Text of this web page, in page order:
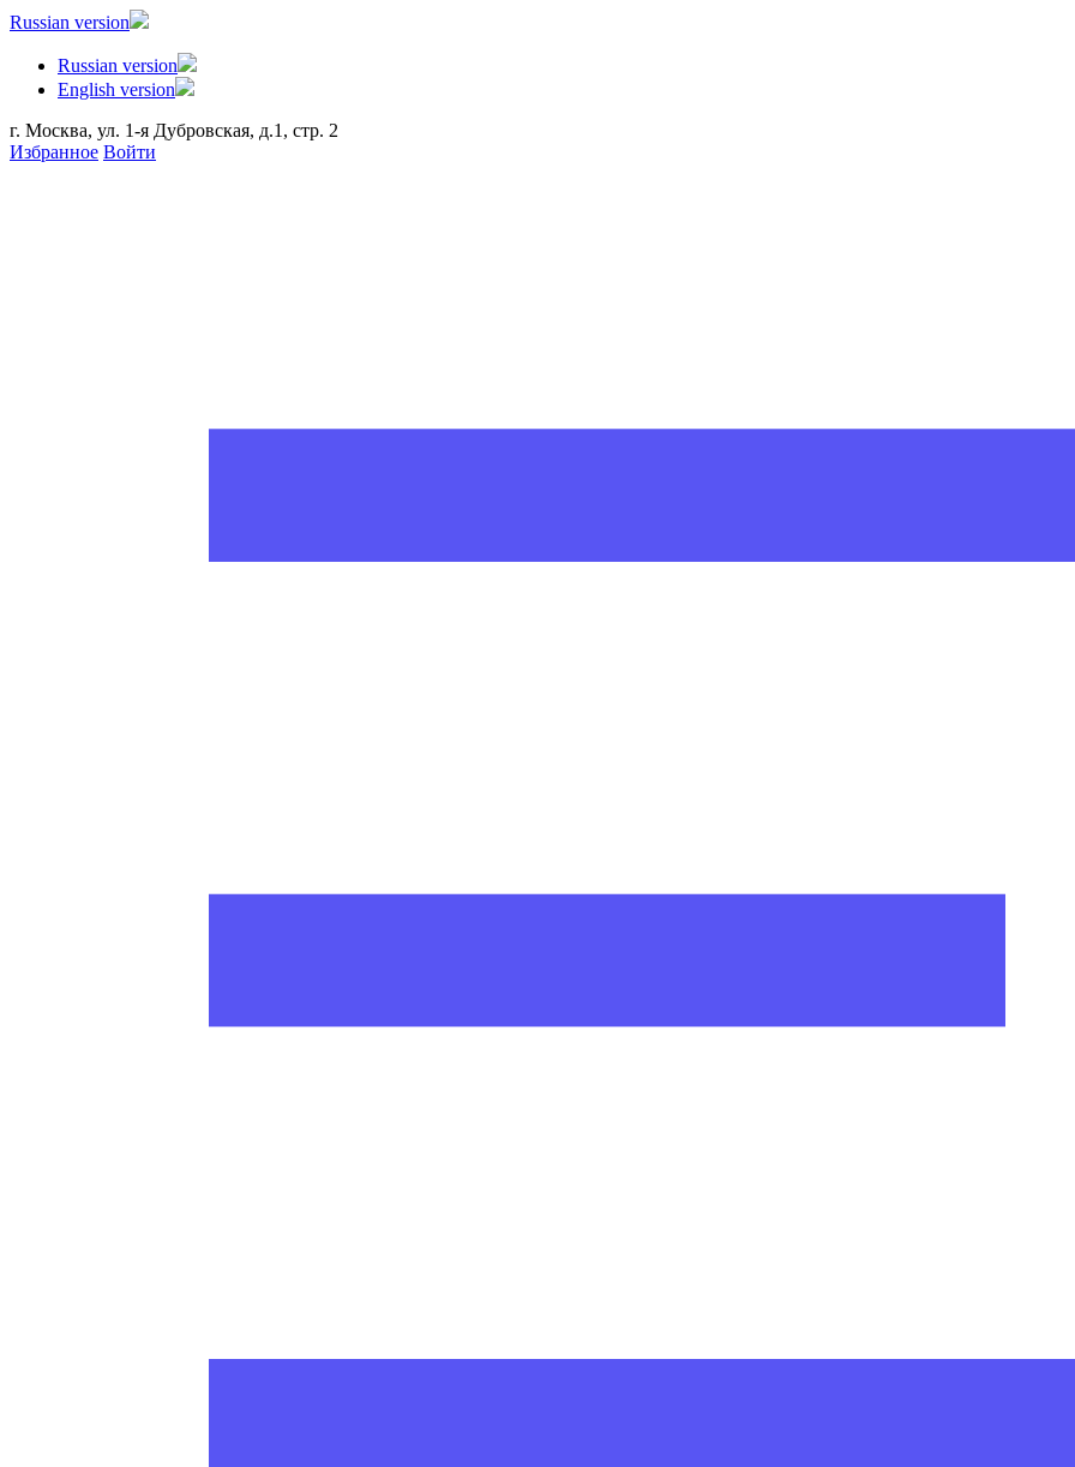
Russian version
Russian version
English version
г. Москва, ул. 1-я Дубровская, д.1, стр. 2
Избранное Войти